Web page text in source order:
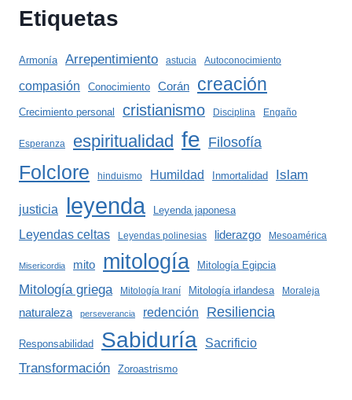
Etiquetas
Armonía Arrepentimiento astucia Autoconocimiento
compasión Conocimiento Corán creación
Crecimiento personal cristianismo Disciplina Engaño
Esperanza espiritualidad fe Filosofía
Folclore hinduismo Humildad Inmortalidad Islam
justicia leyenda Leyenda japonesa
Leyendas celtas Leyendas polinesias liderazgo Mesoamérica
Misericordia mito mitología Mitología Egipcia
Mitología griega Mitología Iraní Mitología irlandesa Moraleja
naturaleza perseverancia redención Resiliencia
Responsabilidad Sabiduría Sacrificio
Transformación Zoroastrismo